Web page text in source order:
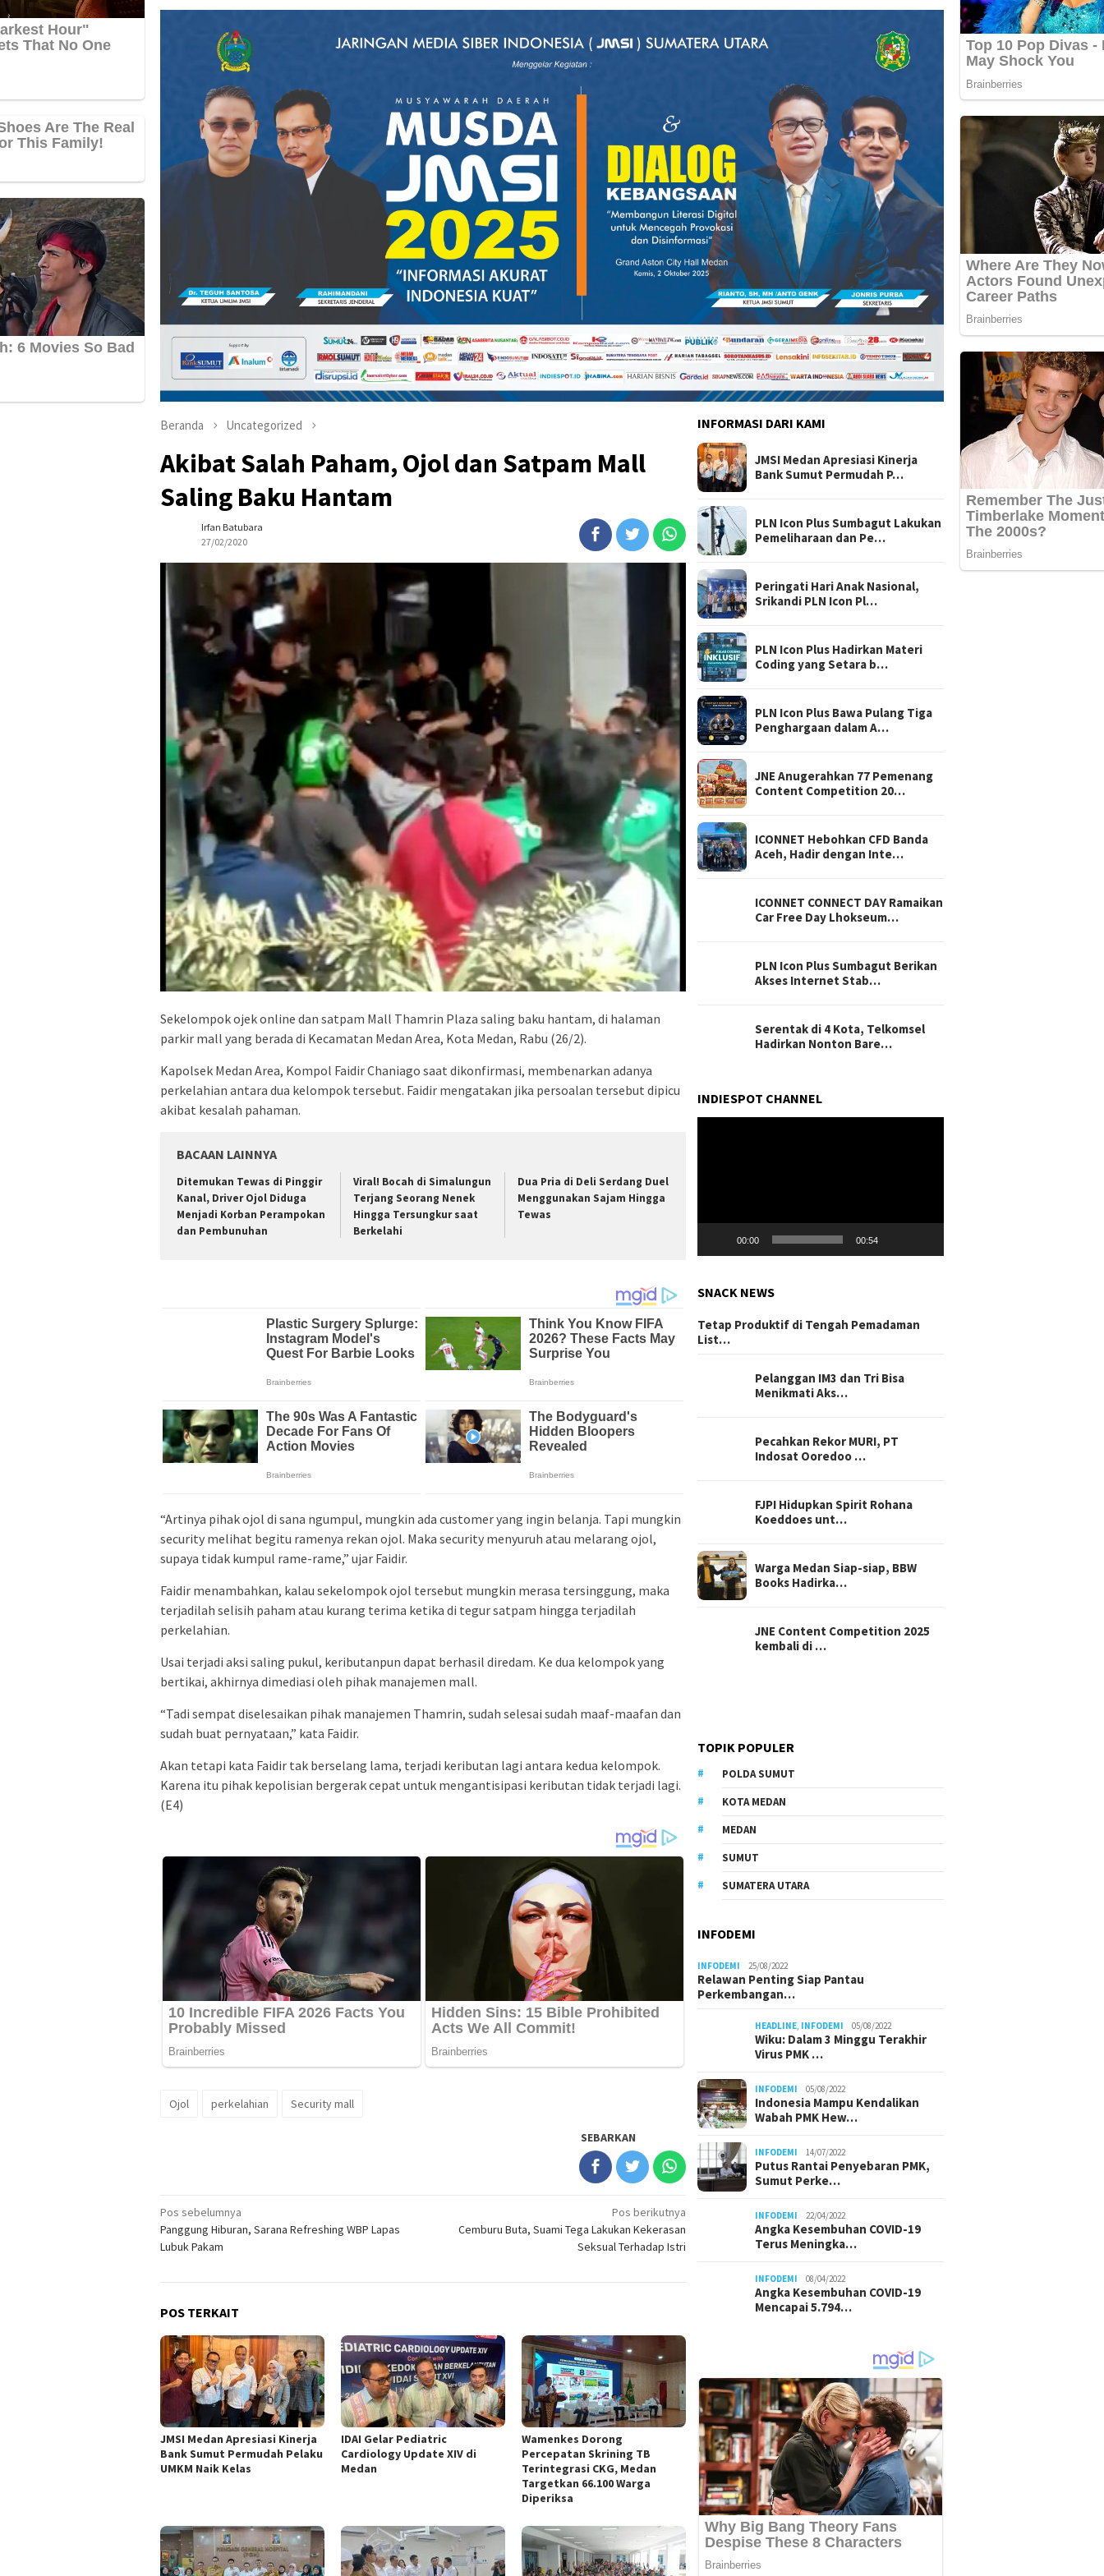
Beranda Uncategorized
Akibat Salah Paham, Ojol dan Satpam Mall
Saling Baku Hantam
Irfan Batubara
27/02/2020
Sekelompok ojek online dan satpam Mall Thamrin Plaza saling baku hantam, di halaman
parkir mall yang berada di Kecamatan Medan Area, Kota Medan, Rabu (26/2).
Kapolsek Medan Area, Kompol Faidir Chaniago saat dikonfirmasi, membenarkan adanya
perkelahian antara dua kelompok tersebut. Faidir mengatakan jika persoalan tersebut dipicu
akibat kesalah pahaman.
BACAAN LAINNYA
Ditemukan Tewas di Pinggir
Kanal, Driver Ojol Diduga
Menjadi Korban Perampokan
dan Pembunuhan
Viral! Bocah di Simalungun
Terjang Seorang Nenek
Hingga Tersungkur saat
Berkelahi
Dua Pria di Deli Serdang Duel
Menggunakan Sajam Hingga
Tewas
“Artinya pihak ojol di sana ngumpul, mungkin ada customer yang ingin belanja. Tapi mungkin
security melihat begitu ramenya rekan ojol. Maka security menyuruh atau melarang ojol,
supaya tidak kumpul rame-rame,” ujar Faidir.
Faidir menambahkan, kalau sekelompok ojol tersebut mungkin merasa tersinggung, maka
terjadilah selisih paham atau kurang terima ketika di tegur satpam hingga terjadilah
perkelahian.
Usai terjadi aksi saling pukul, keributanpun dapat berhasil diredam. Ke dua kelompok yang
bertikai, akhirnya dimediasi oleh pihak manajemen mall.
“Tadi sempat diselesaikan pihak manajemen Thamrin, sudah selesai sudah maaf-maafan dan
sudah buat pernyataan,” kata Faidir.
Akan tetapi kata Faidir tak berselang lama, terjadi keributan lagi antara kedua kelompok.
Karena itu pihak kepolisian bergerak cepat untuk mengantisipasi keributan tidak terjadi lagi.
(E4)
Ojol perkelahian Security mall
SEBARKAN
Navigasi
pos
Pos sebelumnya
Panggung Hiburan, Sarana Refreshing WBP Lapas
Lubuk Pakam
Pos berikutnya
Cemburu Buta, Suami Tega Lakukan Kekerasan
Seksual Terhadap Istri
POS TERKAIT
JMSI Medan Apresiasi Kinerja
Bank Sumut Permudah Pelaku
UMKM Naik Kelas
IDAI Gelar Pediatric
Cardiology Update XIV di
Medan
Wamenkes Dorong
Percepatan Skrining TB
Terintegrasi CKG, Medan
Targetkan 66.100 Warga
Diperiksa
INFORMASI DARI KAMI
JMSI Medan Apresiasi Kinerja
Bank Sumut Permudah P…
PLN Icon Plus Sumbagut Lakukan
Pemeliharaan dan Pe…
Peringati Hari Anak Nasional,
Srikandi PLN Icon Pl…
PLN Icon Plus Hadirkan Materi
Coding yang Setara b…
PLN Icon Plus Bawa Pulang Tiga
Penghargaan dalam A…
JNE Anugerahkan 77 Pemenang
Content Competition 20…
ICONNET Hebohkan CFD Banda
Aceh, Hadir dengan Inte…
ICONNET CONNECT DAY Ramaikan
Car Free Day Lhokseum…
PLN Icon Plus Sumbagut Berikan
Akses Internet Stab…
Serentak di 4 Kota, Telkomsel
Hadirkan Nonton Bare…
INDIESPOT CHANNEL
00:00 00:54
SNACK NEWS
Tetap Produktif di Tengah Pemadaman
List…
Pelanggan IM3 dan Tri Bisa
Menikmati Aks…
Pecahkan Rekor MURI, PT
Indosat Ooredoo …
FJPI Hidupkan Spirit Rohana
Koeddoes unt…
Warga Medan Siap-siap, BBW
Books Hadirka…
JNE Content Competition 2025
kembali di …
TOPIK POPULER
POLDA SUMUT
KOTA MEDAN
MEDAN
SUMUT
SUMATERA UTARA
INFODEMI
INFODEMI 25/08/2022
Relawan Penting Siap Pantau
Perkembangan…
HEADLINE INFODEMI 05/08/2022
Wiku: Dalam 3 Minggu Terakhir
Virus PMK …
INFODEMI 05/08/2022
Indonesia Mampu Kendalikan
Wabah PMK Hew…
INFODEMI 14/07/2022
Putus Rantai Penyebaran PMK,
Sumut Perke…
INFODEMI 22/04/2022
Angka Kesembuhan COVID-19
Terus Meningka…
INFODEMI 08/04/2022
Angka Kesembuhan COVID-19
Mencapai 5.794…